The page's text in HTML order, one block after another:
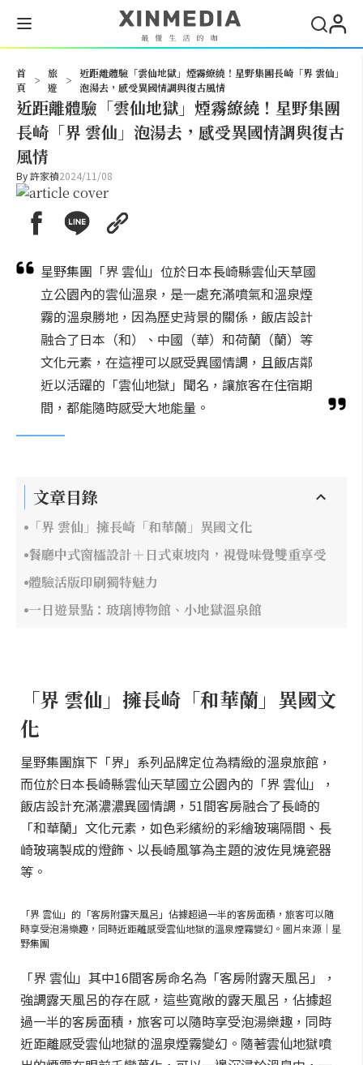
首
頁
>
旅
遊
>
近距離體驗「雲仙地獄」煙霧繚繞！星野集團長崎「界 雲仙」
泡湯去，感受異國情調與復古風情
近距離體驗「雲仙地獄」煙霧繚繞！星野集團
長崎「界 雲仙」泡湯去，感受異國情調與復古
風情
By許家禎2024/11/08
星野集團「界 雲仙」位於日本長崎縣雲仙天草國
立公園內的雲仙溫泉，是一處充滿噴氣和溫泉煙
霧的溫泉勝地，因為歷史背景的關係，飯店設計
融合了日本（和）、中國（華）和荷蘭（蘭）等
文化元素，在這裡可以感受異國情調，且飯店鄰
近以活躍的「雲仙地獄」聞名，讓旅客在住宿期
間，都能隨時感受大地能量。
文章目錄
「界 雲仙」擁長崎「和華蘭」異國文化
餐廳中式窗櫺設計＋日式東坡肉，視覺味覺雙重享受
體驗活版印刷獨特魅力
一日遊景點：玻璃博物館、小地獄溫泉館
「界 雲仙」擁長崎「和華蘭」異國文
化
星野集團旗下「界」系列品牌定位為精緻的溫泉旅館，
而位於日本長崎縣雲仙天草國立公園內的「界 雲仙」，
飯店設計充滿濃濃異國情調，51間客房融合了長崎的
「和華蘭」文化元素，如色彩繽紛的彩繪玻璃隔間、長
崎玻璃製成的燈飾、以長崎風箏為主題的波佐見燒瓷器
等。
「界 雲仙」的「客房附露天風呂」佔據超過一半的客房面積，旅客可以隨
時享受泡湯樂趣，同時近距離感受雲仙地獄的溫泉煙霧變幻。圖片來源｜星
野集團
「界 雲仙」其中16間客房命名為「客房附露天風呂」，
強調露天風呂的存在感，這些寬敞的露天風呂，佔據超
過一半的客房面積，旅客可以隨時享受泡湯樂趣，同時
近距離感受雲仙地獄的溫泉煙霧變幻。隨著雲仙地獄噴